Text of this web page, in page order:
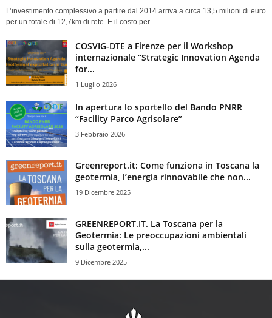
L’investimento complessivo a partire dal 2014 arriva a circa 13,5 milioni di euro
per un totale di 12,7km di rete. E il costo per...
COSVIG-DTE a Firenze per il Workshop
internazionale “Strategic Innovation Agenda
for...
1 Luglio 2026
In apertura lo sportello del Bando PNRR
“Facility Parco Agrisolare”
3 Febbraio 2026
Greenreport.it: Come funziona in Toscana la
geotermia, l’energia rinnovabile che non...
19 Dicembre 2025
GREENREPORT.IT. La Toscana per la
Geotermia: Le preoccupazioni ambientali
sulla geotermia,...
9 Dicembre 2025